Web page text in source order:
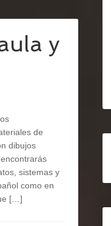
y
de
dibujos
sistemas y
como en
[…]